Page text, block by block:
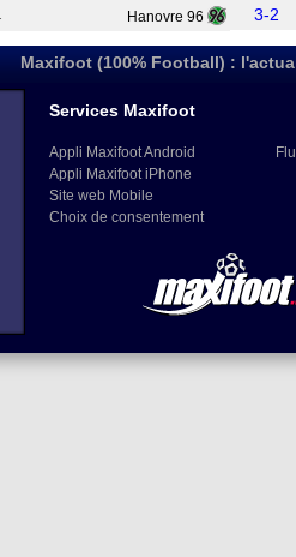
Hanovre 96 3-2
Maxifoot (100% Football) :
Services Maxifoot
Appli Maxifoot Android
Appli Maxifoot iPhone
Site web Mobile
Choix de consentement